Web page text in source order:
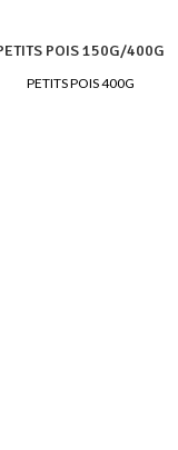
POIS 150G/400G
PETITS POIS 400G